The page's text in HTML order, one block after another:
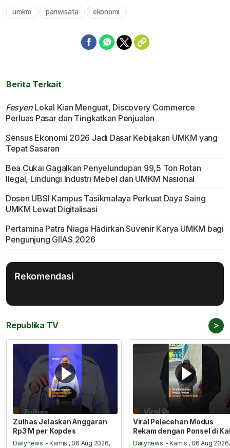
umkm pariwisata ekonomi
Berita Terkait
FesyenLokal Kian Menguat, Discovery Commerce
Perluas Pasar dan Tingkatkan Penjualan
Sensus Ekonomi 2026 Jadi Dasar Kebijakan UMKM yang
Tepat Sasaran
Bea Cukai Gagalkan Penyelundupan 99,5 Ton Rotan
Ilegal, Lindungi Industri Mebel dan UMKM Nasional
Dosen UBSI Kampus Tasikmalaya Perkuat Daya Saing
UMKM Lewat Digitalisasi
Pertamina Patra Niaga Hadirkan Suvenir Karya UMKM bagi
Pengunjung GIIAS 2026
Rekomendasi
Republika TV >
Zulhas Jelaskan Anggaran
Rp3 M per Kopdes
Dailynews - Kamis , 06 Aug 2026,
Viral Pelecehan Modus
Rekam dengan Ponsel di
Dailynews - Kamis , 06 Aug 2026,